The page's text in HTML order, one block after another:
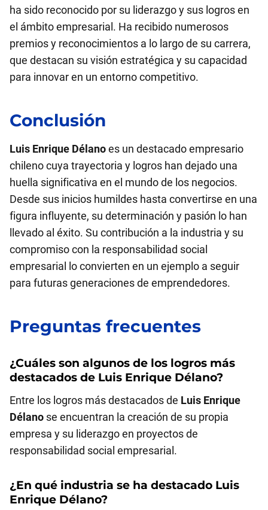
ha sido reconocido por su liderazgo y sus logros en
el ámbito empresarial. Ha recibido numerosos
premios y reconocimientos a lo largo de su carrera,
que destacan su visión estratégica y su capacidad
para innovar en un entorno competitivo.
Conclusión
Luis Enrique Délanoes un destacado empresario
chileno cuya trayectoria y logros han dejado una
huella significativa en el mundo de los negocios.
Desde sus inicios humildes hasta convertirse en una
figura influyente, su determinación y pasión lo han
llevado al éxito. Su contribución a la industria y su
compromiso con la responsabilidad social
empresarial lo convierten en un ejemplo a seguir
para futuras generaciones de emprendedores.
Preguntas frecuentes
¿Cuáles son algunos de los logros más
destacados de Luis Enrique Délano?
Entre los logros más destacados de Luis Enrique
Délano se encuentran la creación de su propia
empresa y su liderazgo en proyectos de
responsabilidad social empresarial.
¿En qué industria se ha destacado Luis
Enrique Délano?